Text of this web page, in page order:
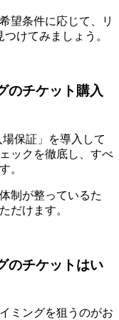
望条件に応じて、リ
けてみましょう。
のチケット購入
保証」を導入して
ックを徹底し、すべ
。
制が整っているた
だけます。
のチケットはい
ミングを狙うのがお